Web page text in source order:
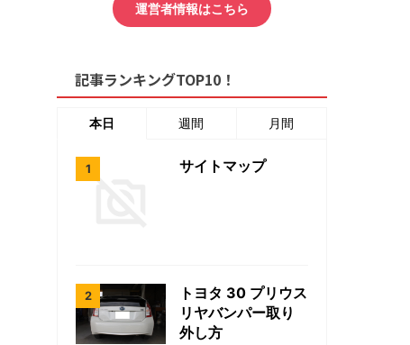
運営者情報はこちら
記事ランキングTOP10！
本日 週間 月間
サイトマップ
トヨタ 30 プリウス
リヤバンパー取り
外し方